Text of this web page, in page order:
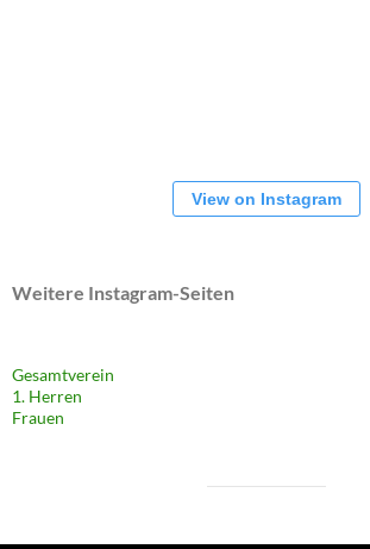
View on Instagram
Weitere Instagram-Seiten
Gesamtverein
1. Herren
Frauen